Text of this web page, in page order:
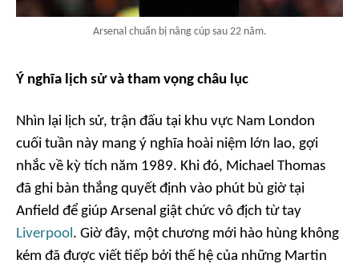
Arsenal chuẩn bị nâng cúp sau 22 năm.
Ý nghĩa lịch sử và tham vọng châu lục
Nhìn lại lịch sử, trận đấu tại khu vực Nam London
cuối tuần này mang ý nghĩa hoài niệm lớn lao, gợi
nhắc về kỳ tích năm 1989. Khi đó, Michael Thomas
đã ghi bàn thắng quyết định vào phút bù giờ tại
Anfield để giúp Arsenal giật chức vô địch từ tay
Liverpool . Giờ đây, một chương mới hào hùng không
kém đã được viết tiếp bởi thế hệ của những Martin